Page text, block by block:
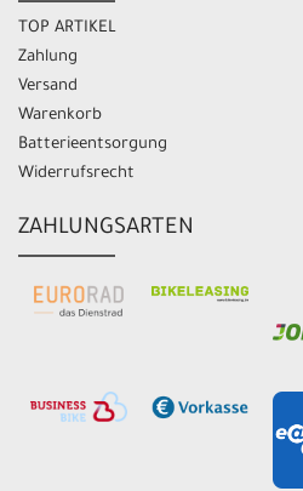
TOP ARTIKEL
Zahlung
Versand
Warenkorb
Batterieentsorgung
Widerrufsrecht
ZAHLUNGSARTEN